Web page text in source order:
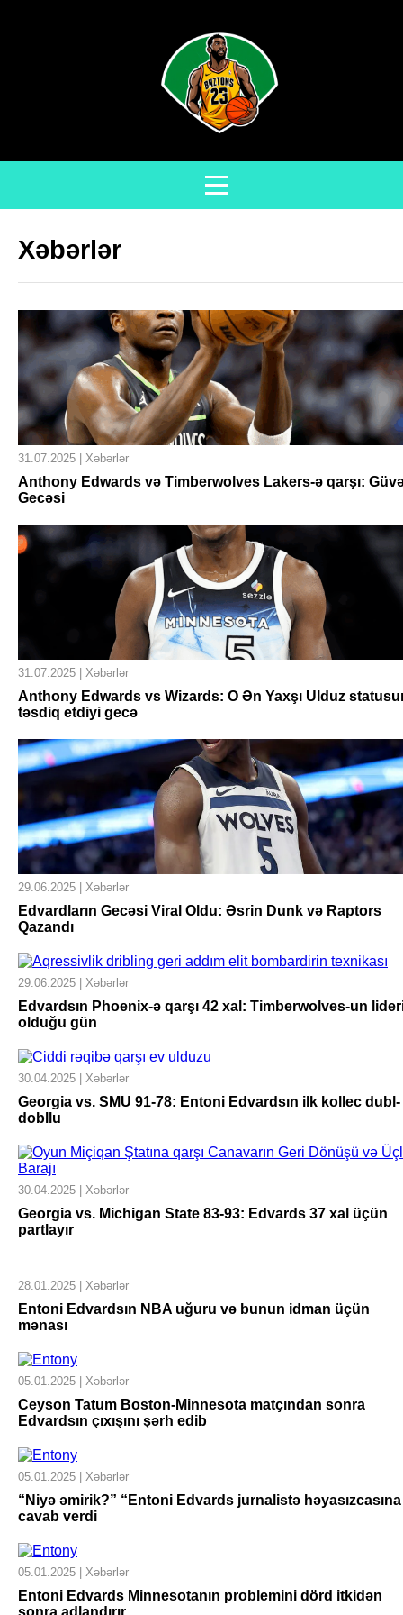
Xəbərlər
31.07.2025 | Xəbərlər
Anthony Edwards və Timberwolves Lakers-ə qarşı:
Gecəsi
31.07.2025 | Xəbərlər
Anthony Edwards vs Wizards: O Ən Yaxşı Ulduz
təsdiq etdiyi gecə
29.06.2025 | Xəbərlər
Edvardların Gecəsi Viral Oldu: Əsrin Dunk və Raptors
Qazandı
29.06.2025 | Xəbərlər
Edvardsın Phoenix-ə qarşı 42 xal: Timberwolves-un
olduğu gün
30.04.2025 | Xəbərlər
Georgia vs. SMU 91-78: Entoni Edvardsın ilk kollec dubl-
dobllu
30.04.2025 | Xəbərlər
Georgia vs. Michigan State 83-93: Edvards 37 xal üçün
partlayır
28.01.2025 | Xəbərlər
Entoni Edvardsın NBA uğuru və bunun idman üçün
mənası
05.01.2025 | Xəbərlər
Ceyson Tatum Boston-Minnesota matçından sonra
Edvardsın çıxışını şərh edib
05.01.2025 | Xəbərlər
“Niyə əmirik?” “Entoni Edvards jurnalistə həyasızcasına
cavab verdi
05.01.2025 | Xəbərlər
Entoni Edvards Minnesotanın problemini dörd itkidən
sonra adlandırır